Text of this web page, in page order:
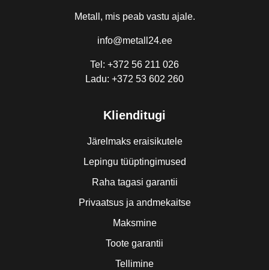
Metall, mis peab vastu ajale.
info@metall24.ee
Tel: +372 56 211 026
Ladu: +372 53 602 260
Klienditugi
Järelmaks eraisikutele
Lepingu tüüptingimused
Raha tagasi garantii
Privaatsus ja andmekaitse
Maksmine
Toote garantii
Tellimine